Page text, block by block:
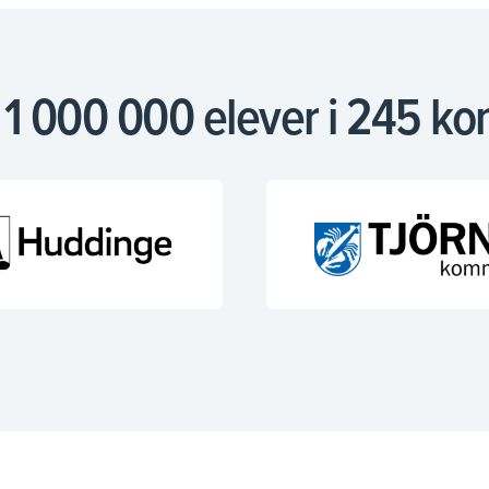
000 000 elever i 245